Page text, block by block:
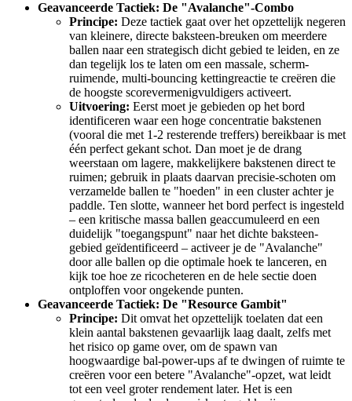
Geavanceerde Tactiek: De "Avalanche"-Combo
Principe: Deze tactiek gaat over het opzettelijk negeren
van kleinere, directe baksteen-breuken om meerdere
ballen naar een strategisch dicht gebied te leiden, en ze
dan tegelijk los te laten om een massale, scherm-
ruimende, multi-bouncing kettingreactie te creëren die
de hoogste scorevermenigvuldigers activeert.
Uitvoering: Eerst moet je gebieden op het bord
identificeren waar een hoge concentratie bakstenen
(vooral die met 1-2 resterende treffers) bereikbaar is met
één perfect gekant schot. Dan moet je de drang
weerstaan om lagere, makkelijkere bakstenen direct te
ruimen; gebruik in plaats daarvan precisie-schoten om
verzamelde ballen te "hoeden" in een cluster achter je
paddle. Ten slotte, wanneer het bord perfect is ingesteld
– een kritische massa ballen geaccumuleerd en een
duidelijk "toegangspunt" naar het dichte baksteen-
gebied geïdentificeerd – activeer je de "Avalanche"
door alle ballen op die optimale hoek te lanceren, en
kijk toe hoe ze ricocheteren en de hele sectie doen
ontploffen voor ongekende punten.
Geavanceerde Tactiek: De "Resource Gambit"
Principe: Dit omvat het opzettelijk toelaten dat een
klein aantal bakstenen gevaarlijk laag daalt, zelfs met
het risico op game over, om de spawn van
hoogwaardige bal-power-ups af te dwingen of ruimte te
creëren voor een betere "Avalanche"-opzet, wat leidt
tot een veel groter rendement later. Het is een